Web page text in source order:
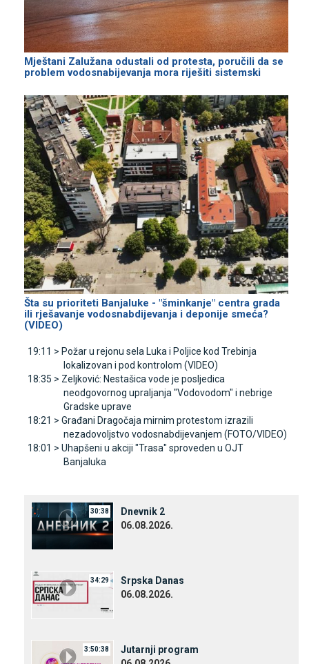
Mještani Zalužana odustali od protesta, poručili da se
problem vodosnabijevanja mora riješiti sistemski
Šta su prioriteti Banjaluke - "šminkanje" centra grada
ili rješavanje vodosnabdijevanja i deponije smeća?
(VIDEO)
19:11 > Požar u rejonu sela Luka i Poljice kod Trebinja
lokalizovan i pod kontrolom (VIDEO)
18:35 > Zeljković: Nestašica vode je posljedica
neodgovornog upraljanja "Vodovodom" i nebrige
Gradske uprave
18:21 > Građani Dragočaja mirnim protestom izrazili
nezadovoljstvo vodosnabdijevanjem (FOTO/VIDEO)
18:01 > Uhapšeni u akciji "Trasa" sproveden u OЈT
Banjaluka
30:38
Dnevnik 2
06.08.2026.
34:29
Srpska Danas
06.08.2026.
3:50:38
Јutarnji program